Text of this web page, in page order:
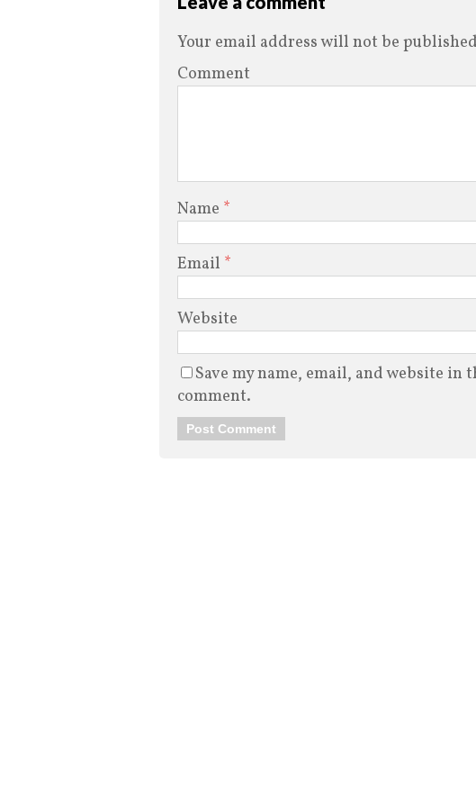
Your email address will not be
Comment
Name *
Email *
Website
Save my name, email, and website
comment.